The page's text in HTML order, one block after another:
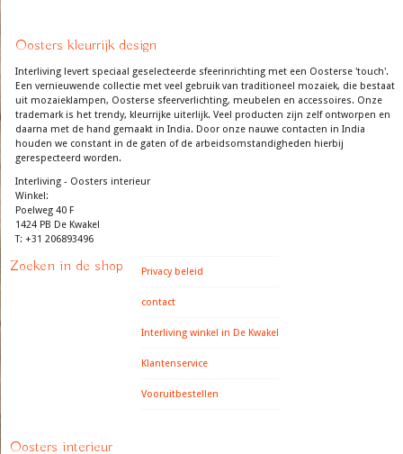
Oosters kleurrijk design
Interliving levert speciaal geselecteerde sfeerinrichting met een Oosterse 'touch'.
Een vernieuwende collectie met veel gebruik van traditioneel mozaiek, die bestaat
uit mozaieklampen, Oosterse sfeerverlichting, meubelen en accessoires. Onze
trademark is het trendy, kleurrijke uiterlijk. Veel producten zijn zelf ontworpen en
daarna met de hand gemaakt in India. Door onze nauwe contacten in India
houden we constant in de gaten of de arbeidsomstandigheden hierbij
gerespecteerd worden.
Interliving - Oosters interieur
Winkel:
Poelweg 40 F
1424 PB De Kwakel
T: +31 206893496
Zoeken in de shop Privacy beleid
contact
Interliving winkel in De Kwakel
Klantenservice
Vooruitbestellen
Oosters interieur